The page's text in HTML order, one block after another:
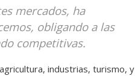
mercados, ha
obligando a las
competitivas.
industrias, turismo, y